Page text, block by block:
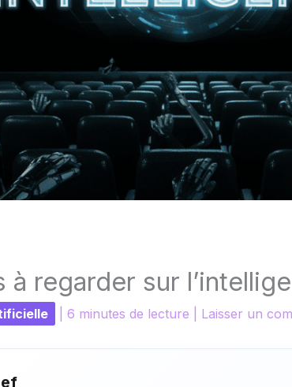
à regarder sur
|6 minutes de lecture Laisser un